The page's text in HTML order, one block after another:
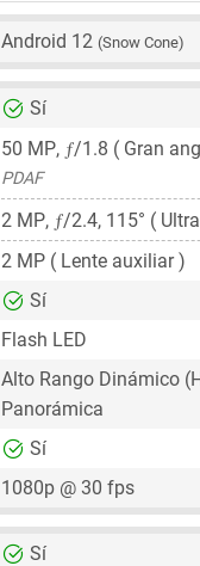
Android 12 (Snow Cone)
Sí
50 MP, ƒ/1.8 ( Gran
PDAF
2 MP, ƒ/2.4, 115° (
2 MP ( Lente auxiliar )
Sí
Flash LED
Alto Rango Dinámico
Panorámica
Sí
1080p @ 30 fps
Sí